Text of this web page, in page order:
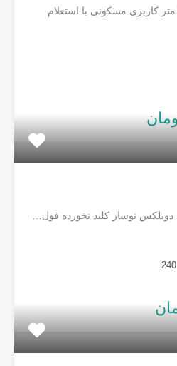
متراژ زمین ۶۰۷۶متر ۱۵۸۰ متر کاربری مسکونی با استعلام
240